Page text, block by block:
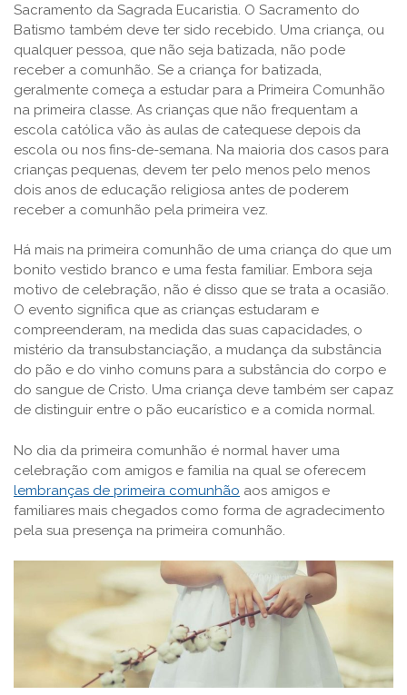
Sacramento da Sagrada Eucaristia. O Sacramento do
Batismo também deve ter sido recebido. Uma criança, ou
qualquer pessoa, que não seja batizada, não pode
receber a comunhão. Se a criança for batizada,
geralmente começa a estudar para a Primeira Comunhão
na primeira classe. As crianças que não frequentam a
escola católica vão às aulas de catequese depois da
escola ou nos fins-de-semana. Na maioria dos casos para
crianças pequenas, devem ter pelo menos pelo menos
dois anos de educação religiosa antes de poderem
receber a comunhão pela primeira vez.
Há mais na primeira comunhão de uma criança do que um
bonito vestido branco e uma festa familiar. Embora seja
motivo de celebração, não é disso que se trata a ocasião.
O evento significa que as crianças estudaram e
compreenderam, na medida das suas capacidades, o
mistério da transubstanciação, a mudança da substância
do pão e do vinho comuns para a substância do corpo e
do sangue de Cristo. Uma criança deve também ser capaz
de distinguir entre o pão eucarístico e a comida normal.
No dia da primeira comunhão é normal haver uma
celebração com amigos e familia na qual se oferecem
lembranças de primeira comunhão aos amigos e
familiares mais chegados como forma de agradecimento
pela sua presença na primeira comunhão.